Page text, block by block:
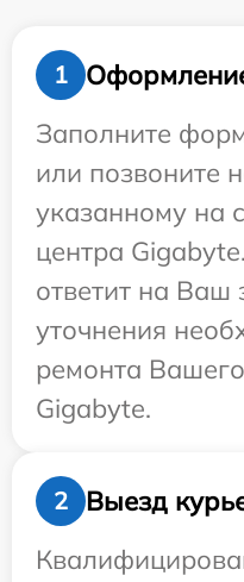
1
Заполните
или позвоните
указанному на
центра
ответит на Ваш
уточнения
ремонта
Gigabyte.
2
Выезд